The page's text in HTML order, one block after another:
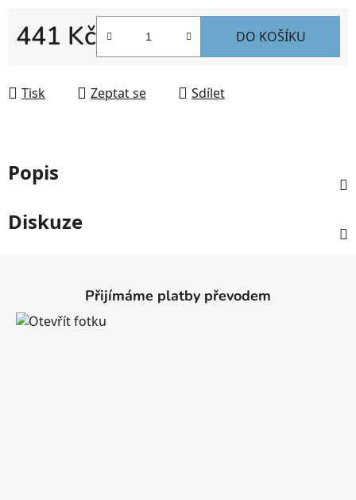
441 Kč DO KOŠÍKU
Tisk Zeptat se Sdílet
Popis
Diskuze
Přijímáme platby převodem